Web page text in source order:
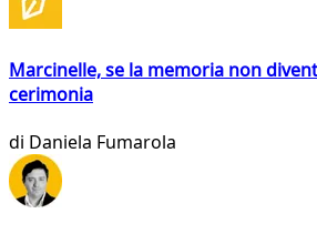
Marcinelle, se la memoria non
cerimonia
di Daniela Fumarola